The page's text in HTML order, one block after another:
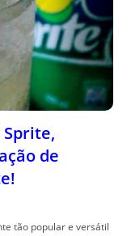
de
tão popular e versátil